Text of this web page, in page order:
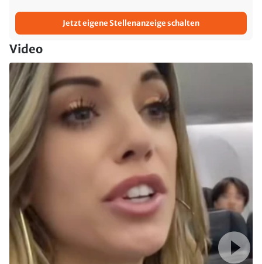
Jetzt eigene Stellenanzeige schalten
Video